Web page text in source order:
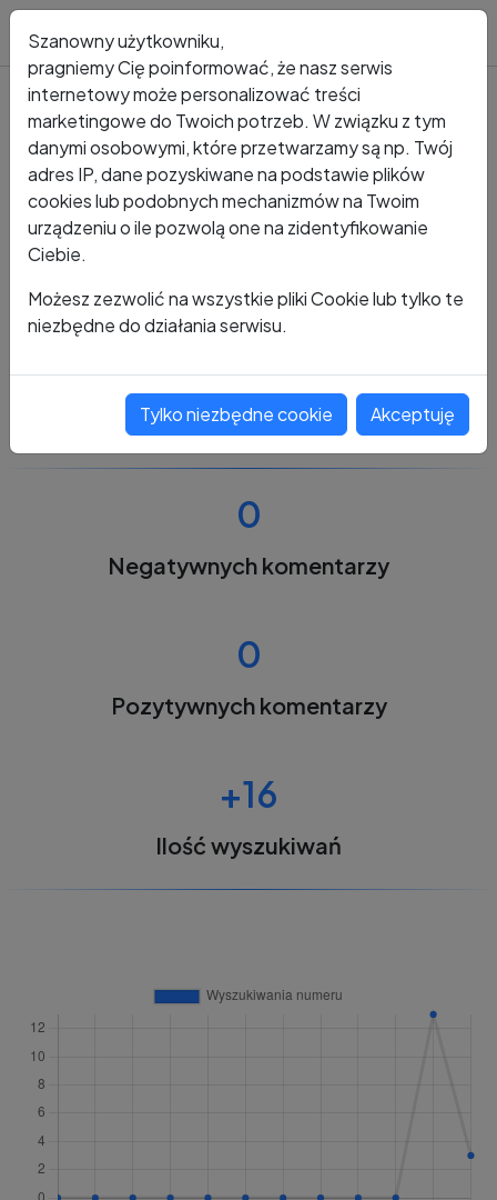
Kto dzwonił? Numer +48 608 870 183
+48 608 870 183
0
Negatywnych komentarzy
0
Pozytywnych komentarzy
+16
Ilość wyszukiwań
Szanowny użytkowniku,
pragniemy Cię poinformować, że nasz serwis
internetowy może personalizować treści
marketingowe do Twoich potrzeb. W związku z tym
danymi osobowymi, które przetwarzamy są np. Twój
adres IP, dane pozyskiwane na podstawie plików
cookies lub podobnych mechanizmów na Twoim
urządzeniu o ile pozwolą one na zidentyfikowanie
Ciebie.
Możesz zezwolić na wszystkie pliki Cookie lub tylko te
niezbędne do działania serwisu.
Tylko niezbędne cookie Akceptuję